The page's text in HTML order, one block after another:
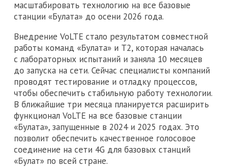
масштабировать технологию на все базовые
станции «Булата» до осени 2026 года.
Внедрение VoLTE стало результатом совместной
работы команд «Булата» и Т2, которая началась
с лабораторных испытаний и заняла 10 месяцев
до запуска на сети. Сейчас специалисты компаний
проводят тестирование и отладку процессов,
чтобы обеспечить стабильную работу технологии.
В ближайшие три месяца планируется расширить
функционал VoLTE на все базовые станции
«Булата», запущенные в 2024 и 2025 годах. Это
позволит обеспечить качественное голосовое
соединение на сети 4G для базовых станций
«Булат» по всей стране.